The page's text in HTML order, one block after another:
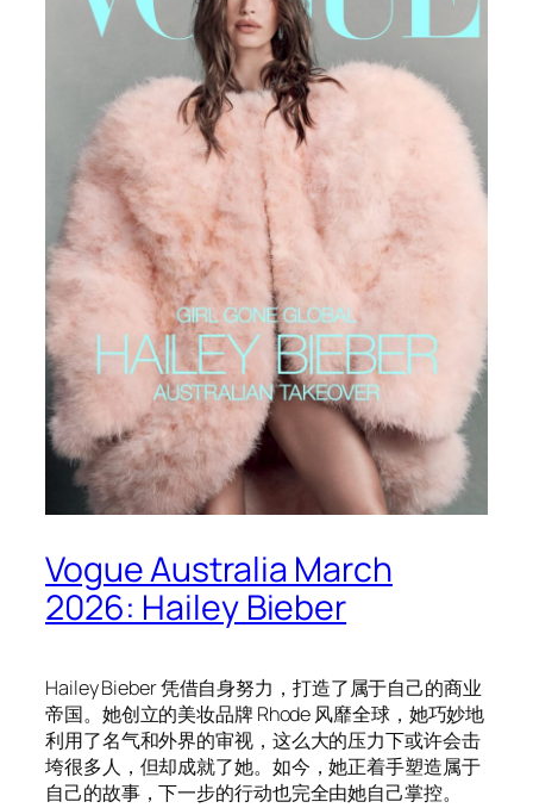
Vogue Australia March
2026: Hailey Bieber
Hailey Bieber 凭借自身努力，打造了属于自己的商业
帝国。她创立的美妆品牌 Rhode 风靡全球，她巧妙地
利用了名气和外界的审视，这么大的压力下或许会击
垮很多人，但却成就了她。如今，她正着手塑造属于
自己的故事，下一步的行动也完全由她自己掌控。